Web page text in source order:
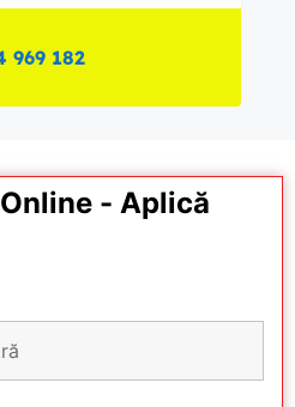
969 182
- Aplică